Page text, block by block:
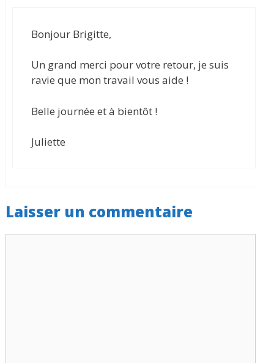
Bonjour Brigitte,
Un grand merci pour votre retour, je suis
ravie que mon travail vous aide !
Belle journée et à bientôt !
Juliette
Laisser un commentaire